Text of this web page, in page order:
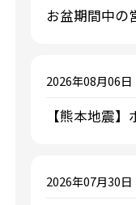
お盆期間中の
2026年08月06日
【熊本地震
2026年07月30日